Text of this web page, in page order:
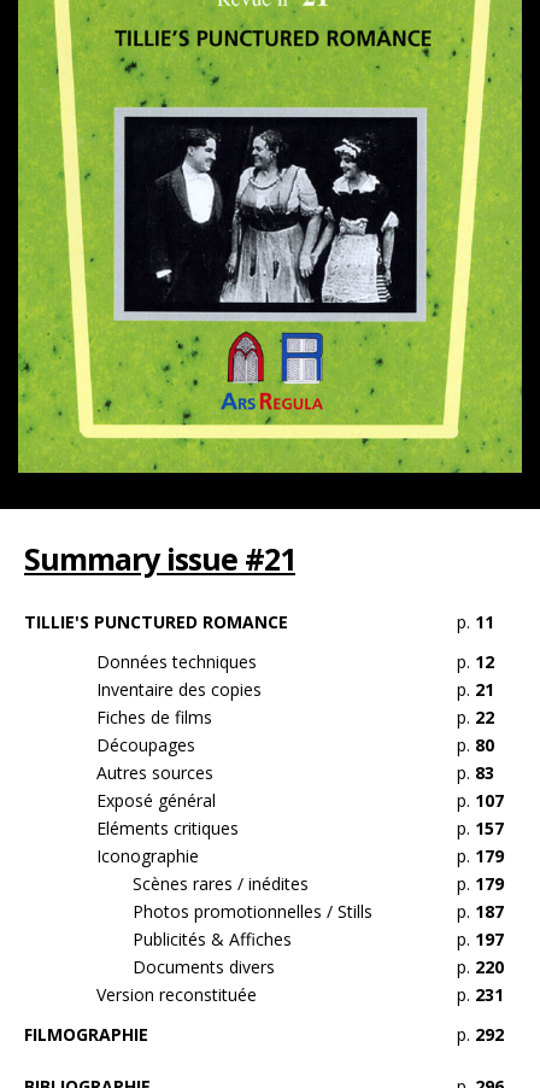
Summary issue #21
TILLIE'S PUNCTURED ROMANCE p. 11
Données techniques
p. 12
Inventaire des copies
p. 21
Fiches de films
p. 22
Découpages
p. 80
Autres sources
p. 83
Exposé général
p. 107
Eléments critiques
p. 157
Iconographie
p. 179
Scènes rares / inédites
p. 179
Photos promotionnelles / Stills
p. 187
Publicités & Affiches
p. 197
Documents divers
p. 220
Version reconstituée
p. 231
FILMOGRAPHIE
p. 292